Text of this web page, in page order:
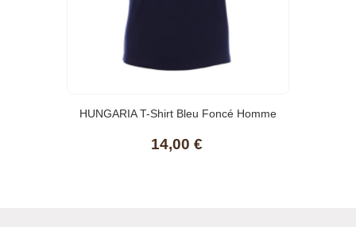
HUNGARIA T-Shirt Bleu Foncé Homme
14,00 €